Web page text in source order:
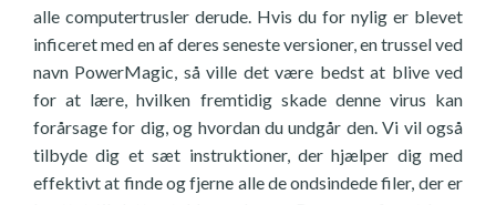
alle computertrusler derude. Hvis du for nylig er blevet
inficeret med en af deres seneste versioner, en trussel ved
navn PowerMagic, så ville det være bedst at blive ved
for at lære, hvilken fremtidig skade denne virus kan
forårsage for dig, og hvordan du undgår den. Vi vil også
tilbyde dig et sæt instruktioner, der hjælper dig med
effektivt at finde og fjerne alle de ondsindede filer, der er